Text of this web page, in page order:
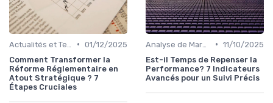
• 01/12/2025
Comment Transformer la
Réforme Réglementaire en
Atout Stratégique ? 7
Étapes Cruciales
• 11/10/2025
Est-il Temps de Repenser la
Performance? 7 Indicateurs
Avancés pour un Suivi Précis